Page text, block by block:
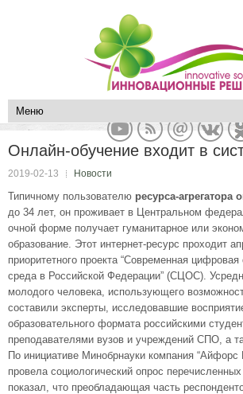
Онлайн-обучение входит в
2019-02-13 Новости
Типичному пользователю ресурса-агрегатора
до 34 лет, он проживает в Центральном
очной форме получает гуманитарное или
образование. Этот интернет-ресурс проходит
приоритетного проекта “Современная цифровая
среда в Российской Федерации” (СЦОС).
молодого человека, использующего
составили эксперты, исследовавшие
образовательного формата российскими
преподавателями вузов и учреждений СПО, а
По инициативе Минобрнауки компания “Айфорс
провела социологический опрос
показал, что преобладающая часть